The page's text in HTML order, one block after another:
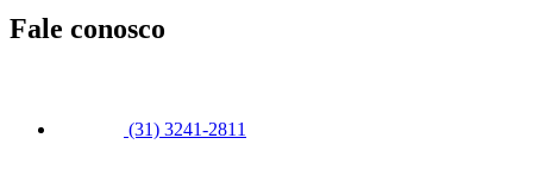
Fale conosco
(31) 3241-2811